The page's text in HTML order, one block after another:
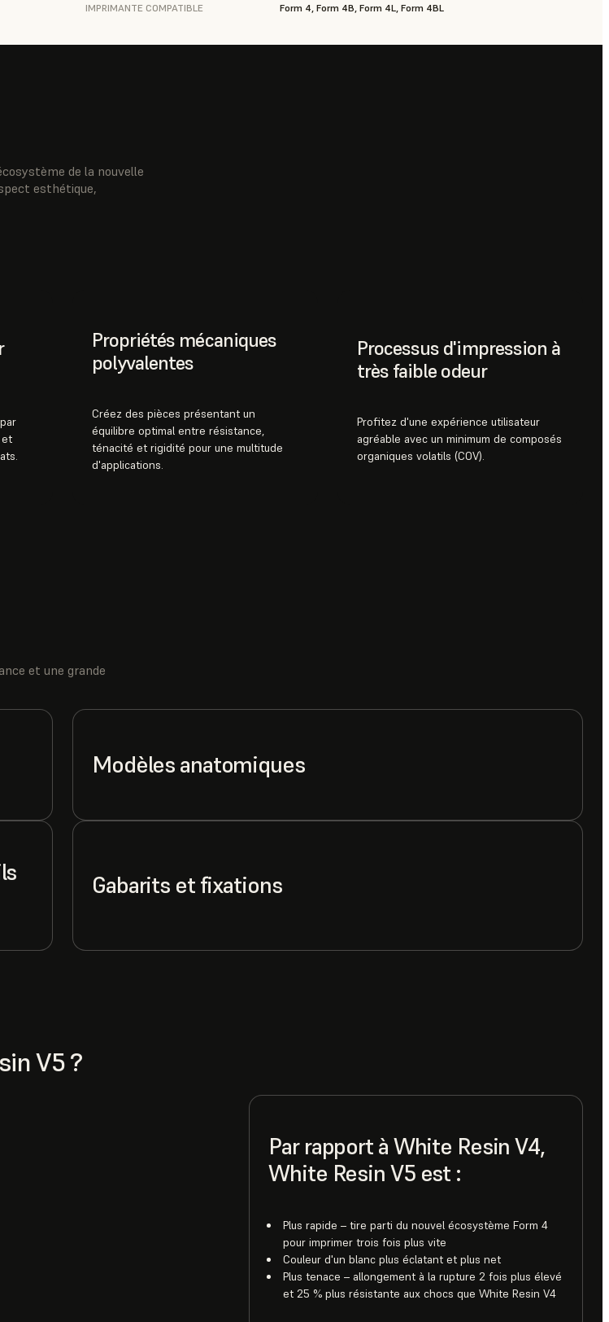
IMPRIMANTE COMPATIBLE
Form 4, Form 4B, Form 4L, Form 4BL
de la nouvelle
esthétique,
et
Propriétés mécaniques
polyvalentes
Créez des pièces présentant un
équilibre optimal entre résistance,
ténacité et rigidité pour une multitude
d'applications.
Processus d'impression à
très faible odeur
Profitez d'une expérience utilisateur
agréable avec un minimum de composés
organiques volatils (COV).
et une grande
Modèles anatomiques
Gabarits et fixations
V5 ?
Par rapport à White Resin V4,
White Resin V5 est :
Plus rapide – tire parti du nouvel écosystème Form 4
pour imprimer trois fois plus vite
Couleur d'un blanc plus éclatant et plus net
Plus tenace – allongement à la rupture 2 fois plus élevé
et 25 % plus résistante aux chocs que White Resin V4